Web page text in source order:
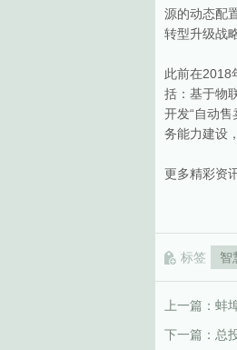
源的动态配
转型升级战
此前在2018
括：基于物
开发“自动
务能力建设
更多精彩资
标签 智
上一篇： 蚌
下一篇： 总